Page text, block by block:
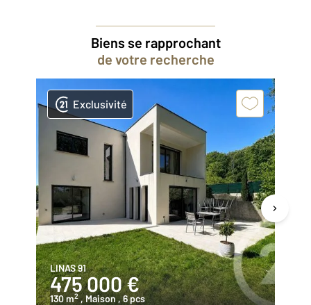
Biens se rapprochant
de votre recherche
Exclusivité
LINAS 91
475 000 €
130 m2 , Maison , 6 pcs